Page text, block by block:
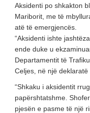
Aksidenti po shkakton
Mariborit, me të
atë të emergjencës.
“Aksidenti ishte
ende duke u
Departamentit të
Celjes, në një deklaratë
“Shkaku i aksidentit
papërshtatshme.
pjesën e pasme të një